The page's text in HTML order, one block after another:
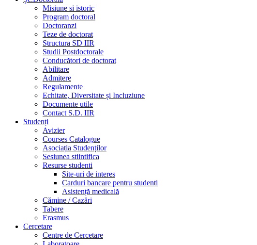
Misiune si istoric
Program doctoral
Doctoranzi
Teze de doctorat
Structura SD IIR
Studii Postdoctorale
Conducători de doctorat
Abilitare
Admitere
Regulamente
Echitate, Diversitate și Incluziune
Documente utile
Contact S.D. IIR
Studenți
Avizier
Courses Catalogue
Asociația Studenților
Sesiunea stiintifica
Resurse studenti
Site-uri de interes
Carduri bancare pentru studenti
Asistență medicală
Cămine / Cazări
Tabere
Erasmus
Cercetare
Centre de Cercetare